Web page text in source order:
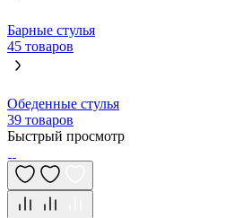
Барные стулья
45 товаров
Обеденные стулья
39 товаров
Быстрый просмотр